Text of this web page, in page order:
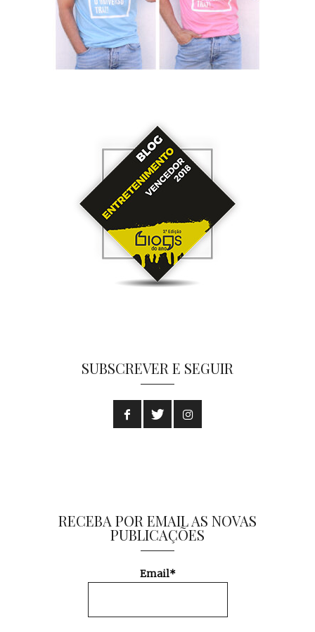
SUBSCREVER E SEGUIR
RECEBA POR EMAIL AS NOVAS
PUBLICAÇÕES
Email*